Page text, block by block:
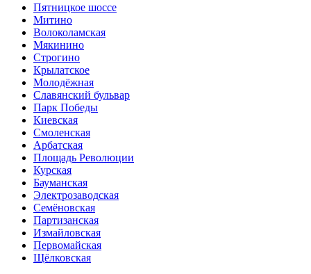
Пятницкое шоссе
Митино
Волоколамская
Мякинино
Строгино
Крылатское
Молодёжная
Славянский бульвар
Парк Победы
Киевская
Смоленская
Арбатская
Площадь Революции
Курская
Бауманская
Электрозаводская
Семёновская
Партизанская
Измайловская
Первомайская
Щёлковская